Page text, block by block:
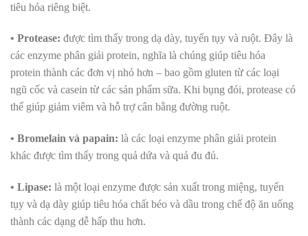
tiêu hóa riêng biệt.
• Protease: được tìm thấy trong dạ dày, tuyến tụy và ruột. Đây là
các enzyme phân giải protein, nghĩa là chúng giúp tiêu hóa
protein thành các đơn vị nhỏ hơn – bao gồm gluten từ các loại
ngũ cốc và casein từ các sản phẩm sữa. Khi bụng đói, protease có
thể giúp giảm viêm và hỗ trợ cân bằng đường ruột.
• Bromelain và papain: là các loại enzyme phân giải protein
khác được tìm thấy trong quả dứa và quả đu đủ.
• Lipase: là một loại enzyme được sản xuất trong miệng, tuyến
tụy và dạ dày giúp tiêu hóa chất béo và dầu trong chế độ ăn uống
thành các dạng dễ hấp thu hơn.